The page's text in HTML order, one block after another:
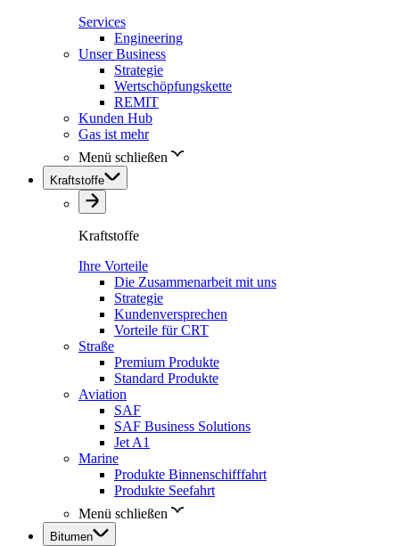
Services
Engineering
Unser Business
Strategie
Wertschöpfungskette
REMIT
Kunden Hub
Gas ist mehr
Menü schließen
Kraftstoffe
Kraftstoffe
Ihre Vorteile
Die Zusammenarbeit mit uns
Strategie
Kundenversprechen
Vorteile für CRT
Straße
Premium Produkte
Standard Produkte
Aviation
SAF
SAF Business Solutions
Jet A1
Marine
Produkte Binnenschifffahrt
Produkte Seefahrt
Menü schließen
Bitumen